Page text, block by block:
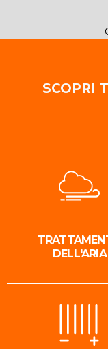
SCOPRI
DELL'ARIA